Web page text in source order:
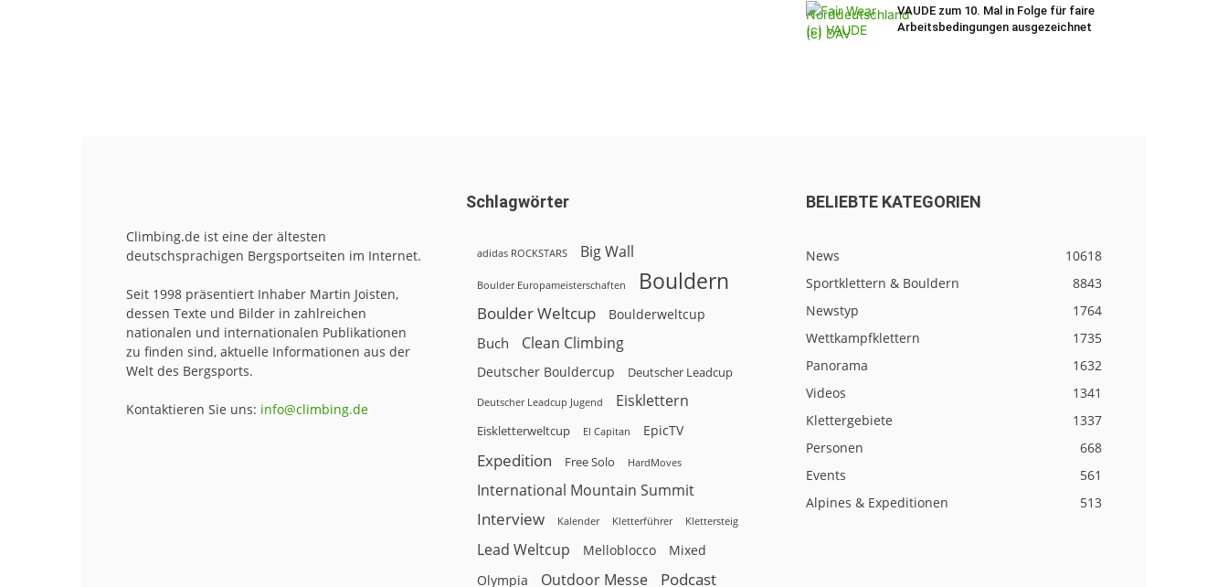
VAUDE zum 10. Mal in Folge für faire
Arbeitsbedingungen ausgezeichnet
Climbing.de ist eine der ältesten
deutschsprachigen Bergsportseiten im Internet.
Seit 1998 präsentiert Inhaber Martin Joisten,
dessen Texte und Bilder in zahlreichen
nationalen und internationalen Publikationen
zu finden sind, aktuelle Informationen aus der
Welt des Bergsports.
Kontaktieren Sie uns: info@climbing.de
Schlagwörter
adidas ROCKSTARS Big Wall
Boulder Europameisterschaften Bouldern
Boulder Weltcup Boulderweltcup
Buch Clean Climbing
Deutscher Bouldercup Deutscher Leadcup
Deutscher Leadcup Jugend Eisklettern
Eiskletterweltcup El Capitan EpicTV
Expedition Free Solo HardMoves
International Mountain Summit
Interview Kalender Kletterführer Klettersteig
Lead Weltcup Melloblocco Mixed
Olympia Outdoor Messe Podcast
BELIEBTE KATEGORIEN
News
10618
Sportklettern & Bouldern
8843
Newstyp
1764
Wettkampfklettern
1735
Panorama
1632
Videos
1341
Klettergebiete
1337
Personen
668
Events
561
Alpines & Expeditionen
513